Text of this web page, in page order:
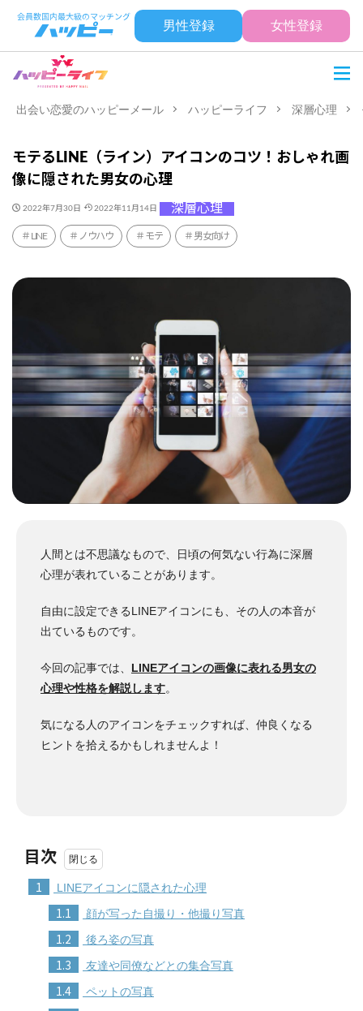
男性登録 女性登録
出会い恋愛のハッピーメール ハッピーライフ 深層心理
モテるLINE（ライン）アイコンのコツ！おしゃれ画
像に隠された男女の心理
2022年7月30日 2022年11月14日 深層心理
LINE ノウハウ モテ 男女向け
人間とは不思議なもので、日頃の何気ない行為に深層
心理が表れていることがあります。
自由に設定できるLINEアイコンにも、その人の本音が
出ているものです。
今回の記事では、 LINEアイコンの画像に表れる男女の
心理や性格を解説します。
気になる人のアイコンをチェックすれば、仲良くなる
ヒントを拾えるかもしれませんよ！
目次
1 LINEアイコンに隠された心理
1.1 顔が写った自撮り・他撮り写真
1.2 後ろ姿の写真
1.3 友達や同僚などとの集合写真
1.4 ペットの写真